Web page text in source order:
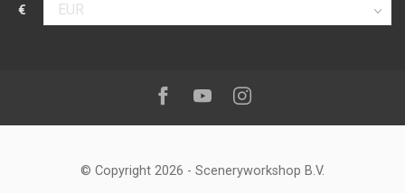
€
Selecteer valuta
Volg ons op:Facebook
YoutubeInstagram
© Copyright 2026 - Sceneryworkshop B.V.